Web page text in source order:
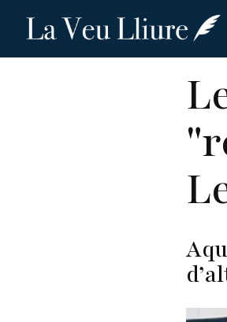
Vés